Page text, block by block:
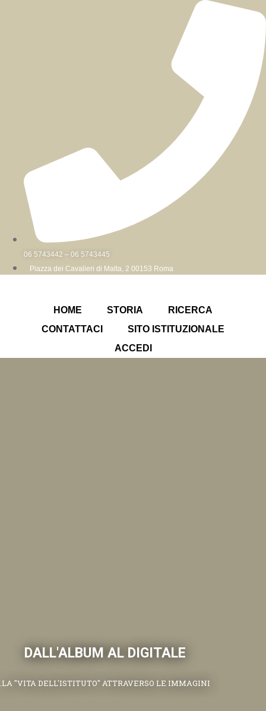
06 5743442 – 06 5743445
Piazza dei Cavalieri di Malta, 2 00153 Roma
HOME STORIA
RICERCA
CONTATTACI
SITO ISTITUZIONALE
ACCEDI
DALL'ALBUM AL DIGITALE
.LA "VITA DELL'ISTITUTO" ATTRAVERSO LE IMMAGINI